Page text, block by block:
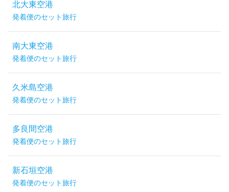
北大東空港
発着便のセット旅行
南大東空港
発着便のセット旅行
久米島空港
発着便のセット旅行
多良間空港
発着便のセット旅行
新石垣空港
発着便のセット旅行